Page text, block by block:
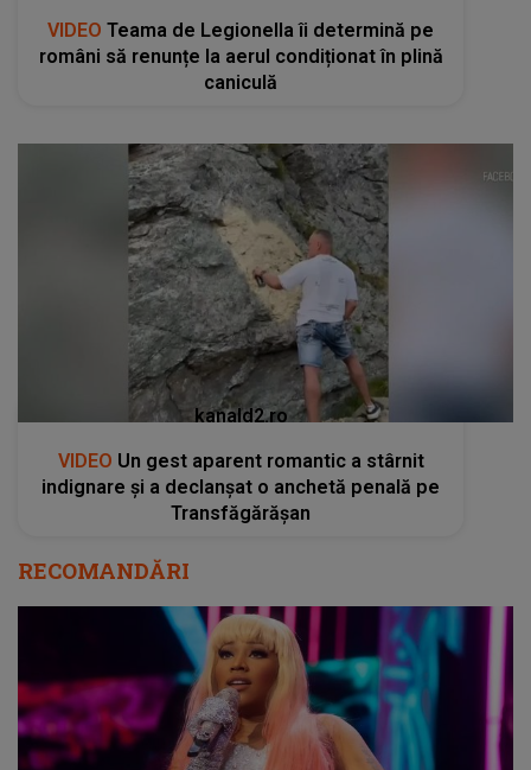
VIDEO Teama de Legionella îi determină pe
români să renunțe la aerul condiționat în plină
caniculă
kanald2.ro
VIDEO Un gest aparent romantic a stârnit
indignare și a declanșat o anchetă penală pe
Transfăgărășan
RECOMANDĂRI